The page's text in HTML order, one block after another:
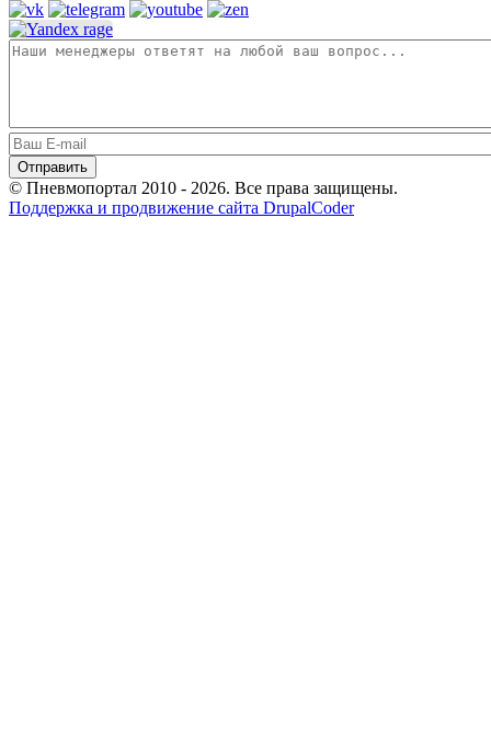
© Пневмопортал 2010 - 2026. Все права защищены.
Поддержка и продвижение сайта DrupalCoder